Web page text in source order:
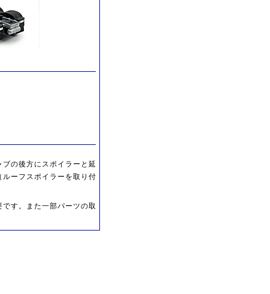
の後方にスポイラーと延
ーフスポイラーを取り付
す。また一部パーツの取